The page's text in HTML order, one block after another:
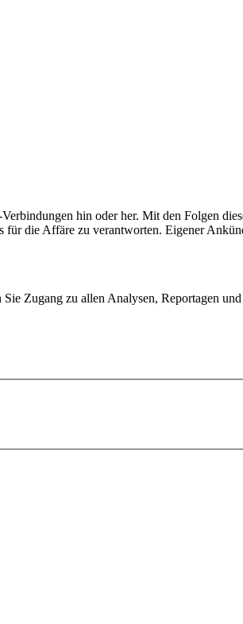
hin oder her. Mit den Folgen
für die Affäre zu verantworten. Eigener
Zugang zu allen Analysen, Reportagen